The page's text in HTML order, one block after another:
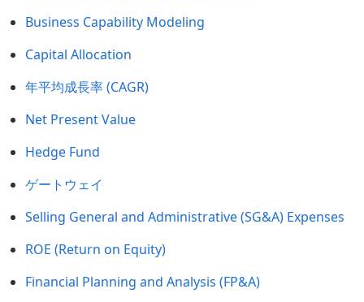
Business Capability Modeling
Capital Allocation
年平均成長率 (CAGR)
Net Present Value
Hedge Fund
ゲートウェイ
Selling General and Administrative (SG&A) Expenses
ROE (Return on Equity)
Financial Planning and Analysis (FP&A)